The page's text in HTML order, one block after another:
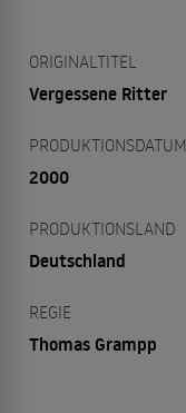
ORIGINALTITEL
Vergessene Ritter
PRODUKTIONSDATUM
2000
PRODUKTIONSLAND
Deutschland
REGIE
Thomas Grampp